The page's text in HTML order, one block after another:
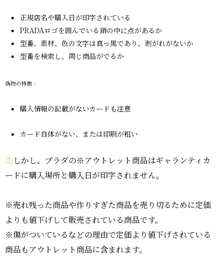
正規店名や購入日が印字されている
PRADAロゴを囲んでいる鎖の中に点があるか
型番、素材、色の文字は真っ黒であり、剥がれがないか
型番を検索し、同じ商品がでるか
偽物の特徴：
購入情報の記載がないカードも注意
カード自体がない、または印刷が粗い
⚠しかし、プラダの※アウトレット商品はギャランティカ
ードに購入場所と購入日が印字されません。
※売れ残った商品や作りすぎた商品を売り切るために定価
よりも値下げして販売されている商品です。
※傷がついているなどの理由で定価より値下げされている
商品もアウトレット商品に含まれます。